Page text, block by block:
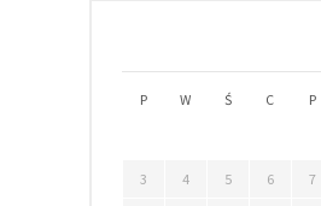
P W Ś C P
3 4 5 6 7